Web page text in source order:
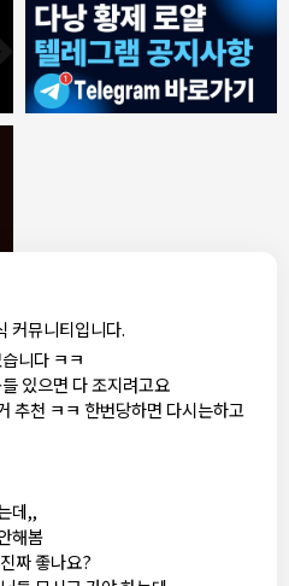
커뮤니티입니다.
면 바로 알려줌
없음
서 예약 가능한가요?
음
니다 ㅋㅋ
있으면 다 조지려고요
추천 ㅋㅋ 한번당하면 다시는하고
데,,
해봄
짜 좋나요?